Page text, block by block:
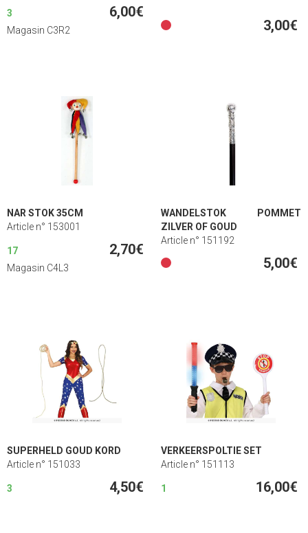
3 6,00€
Magasin C3R2 3,00€
NAR STOK 35CM
Article n° 153001
17 2,70€
Magasin C4L3
WANDELSTOK POMMET
ZILVER OF GOUD
Article n° 151192
5,00€
SUPERHELD GOUD KORD
Article n° 151033
3 4,50€
VERKEERSPOLTIE SET
Article n° 151113
1 16,00€